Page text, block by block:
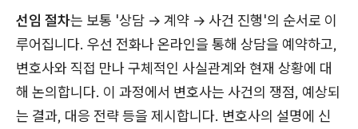
선임 절차는 보통 '상담 → 계약 → 사건 진행'의 순서로 이
루어집니다. 우선 전화나 온라인을 통해 상담을 예약하고,
변호사와 직접 만나 구체적인 사실관계와 현재 상황에 대
해 논의합니다. 이 과정에서 변호사는 사건의 쟁점, 예상되
는 결과, 대응 전략 등을 제시합니다. 변호사의 설명에 신